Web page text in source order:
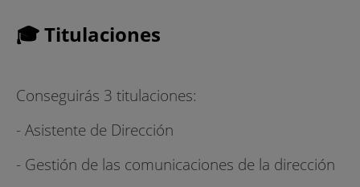
🎓 Titulaciones
Conseguirás 3 titulaciones:
- Asistente de Dirección
- Gestión de las comunicaciones de la dirección